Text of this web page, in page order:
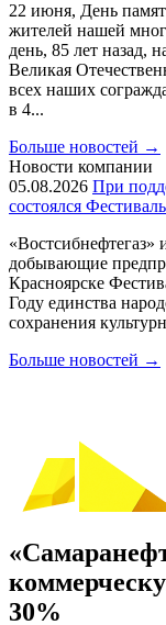
22 июня, День
жителей нашей
день, 85 лет назад,
Великая
всех наших
в 4...
Больше новостей →
Новости компании
05.08.2026 При
состоялся
«Востсибнефтегаз»
добывающие
Красноярске
Году единства
сохранения
Больше новостей →
30%